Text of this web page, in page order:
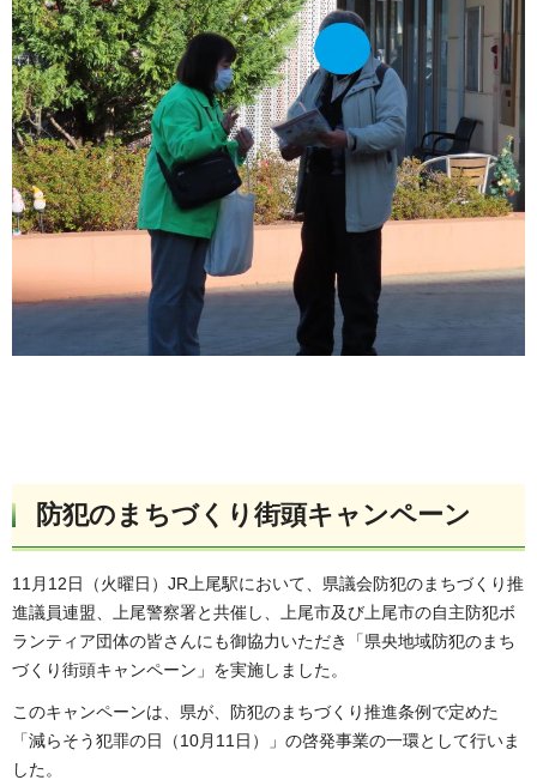
防犯のまちづくり街頭キャンペーン
11月12日（火曜日）JR上尾駅において、県議会防犯のまちづくり推
進議員連盟、上尾警察署と共催し、上尾市及び上尾市の自主防犯ボ
ランティア団体の皆さんにも御協力いただき「県央地域防犯のまち
づくり街頭キャンペーン」を実施しました。
このキャンペーンは、県が、防犯のまちづくり推進条例で定めた
「減らそう犯罪の日（10月11日）」の啓発事業の一環として行いま
した。